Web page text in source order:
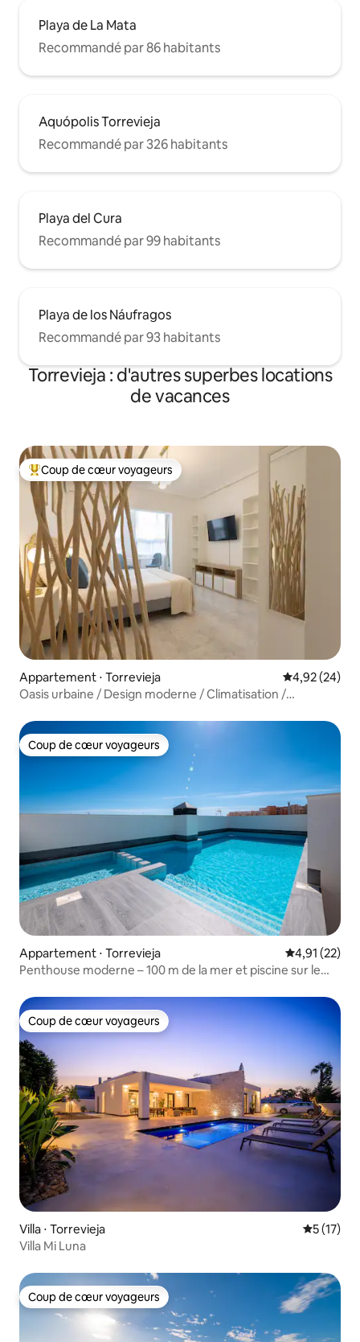
Playa de La Mata
Recommandé par 86 habitants
Aquópolis Torrevieja
Recommandé par 326 habitants
Playa del Cura
Recommandé par 99 habitants
Playa de los Náufragos
Recommandé par 93 habitants
Torrevieja : d'autres superbes locations
de vacances
Coups de cœur voyageurs les plus appréciés
Coup de cœur voyageurs
Appartement ⋅ Torrevieja Évaluation
4,92 (24)
Oasis urbaine / Design moderne / Climatisation /
Coup de cœur voyageurs
Coup de cœur voyageurs
Appartement ⋅ Torrevieja Évaluation
4,91 (22)
Penthouse moderne – 100 m de la mer et piscine sur le
Coup de cœur voyageurs
Coup de cœur voyageurs
Villa ⋅ Torrevieja
5 (17)
Villa Mi Luna
Coup de cœur voyageurs
Coup de cœur voyageurs